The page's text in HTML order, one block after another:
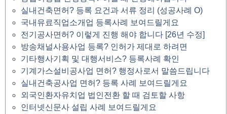
실내건축면허? 등록 요건과 서류 정리 (성공사례 O)
국내유료직업소개업 등록사례 보여드릴게요
전기공사면허? 이렇게 진행 해야 합니다 [26년 수정]
방송채널사용사업 등록? 인허가 제대로 하려면
기타행사기획 및 대행서비스? 등록사례 확인
기계가스설비공사업 면허? 행정사로서 말씀드립니다
실내건축공사업 면허? 등록 사례 보여드릴게요
외국인환자유치업 법인전환 할 때 검토할 사항
인터넷신문사 설립 사례 보여드릴게요